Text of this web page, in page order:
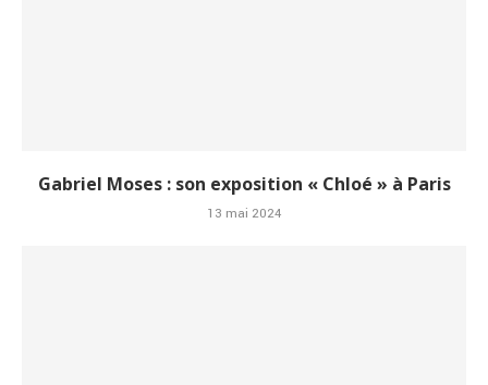
Gabriel Moses : son exposition « Chloé » à Paris
13 mai 2024